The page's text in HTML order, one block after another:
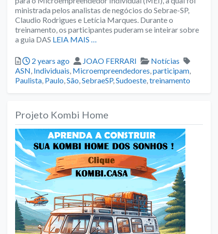
ministrada pelos analistas de negócios do Sebrae-SP,
Claudio Rodrigues e Letícia Marques. Durante o
treinamento, os participantes puderam se inteirar sobre
a guia DAS LEIA MAIS …
Posted
2 years ago Author
JOAO FERRARI Categories
Notícias
Tags
ASN, Individuais, Microempreendedores,participam,
Paulista, Paulo,São,SebraeSP,Sudoeste,treinamento
Projeto Kombi Home